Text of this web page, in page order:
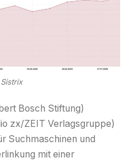
Bosch Stiftung)
zx/ZEIT Verlagsgruppe)
Suchmaschinen und
mit einer